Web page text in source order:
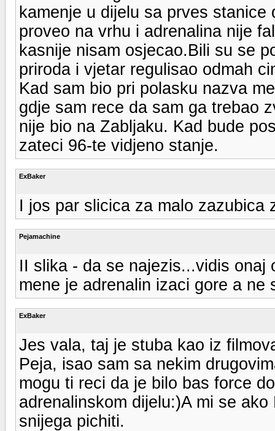
kamenje u dijelu sa prves
proveo na vrhu i adrenalina nije
kasnije nisam osjecao.Bili su se
priroda i vjetar regulisao odmah
Kad sam bio pri polasku nazva
gdje sam rece da sam ga trebao
nije bio na Zabljaku. Kad bude
zateci 96-te vidjeno stanje.
ExBaker
I jos par slicica za malo zazubica
Pejamachine
II slika - da se najezis...vidis onaj
mene je adrenalin izaci gore a ne
ExBaker
Jes vala, taj je stuba kao iz
Peja, isao sam sa nekim
mogu ti reci da je bilo bas force
adrenalinskom dijelu:)A mi se
snijega pichiti.